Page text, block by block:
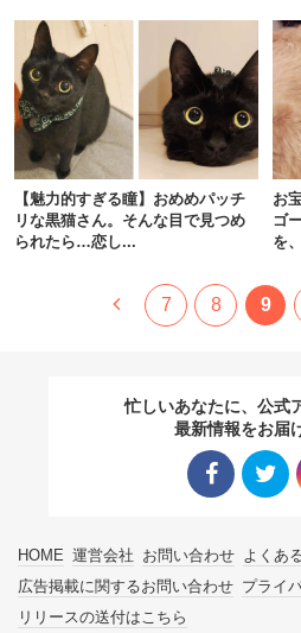
【魅力的すぎる瞳】おめめパッチ
リな黒猫さん。そんな目で見つめ
られたら…恋し...
お
ゴ
を
7 8 9
忙しいあなたに、公式
最新情報をお届
HOME 運営会社 お問い合わせ よくあ
広告掲載に関するお問い合わせ プライ
リリースの送付はこちら